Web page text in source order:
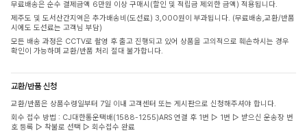
무료배송은 순수 결제금액 6만원 이상 구매시(할인 및 적립금 제외한 금액) 적용됩니다.
제주도 및 도서산간지역은 추가배송비(도선료) 3,000원이 부과됩니다. (무료배송,교환/반품
시에도 도선료는 고객님 부담)
모든 배송 과정은 CCTV로 촬영 후 출고 진행되고 있어 상품을 고의적으로 훼손하시는 경우
확인이 가능하며 교환/반품 처리 절대 불가합니다.
교환/반품 신청
교환/반품은 상품수령일부터 7일 이내 고객센터 또는 게시판으로 신청해주셔야 합니다.
회수 접수 방법 : CJ대한통운택배(1588-1255)ARS 연결 후 1번 ▷ 1번 ▷ 받으신 운송장 번
호 등록 ▷ 착불로 선택 ▷ 회수접수 완료